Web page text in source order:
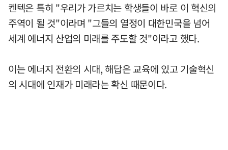
켄텍은 특히 "우리가 가르치는 학생들이 바로 이 혁신의
주역이 될 것"이라며 "그들의 열정이 대한민국을 넘어
세계 에너지 산업의 미래를 주도할 것"이라고 했다.
이는 에너지 전환의 시대, 해답은 교육에 있고 기술혁신
의 시대에 인재가 미래라는 확신 때문이다.